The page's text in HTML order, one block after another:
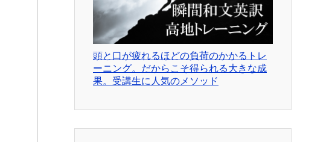
頭と口が疲れるほどの負荷のかかるトレ
ーニング。だからこそ得られる大きな成
果。受講生に人気のメソッド